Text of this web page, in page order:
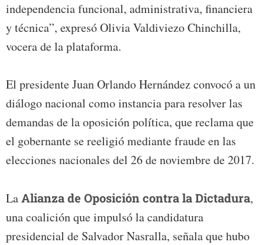
independencia funcional, administrativa, financiera
y técnica”, expresó Olivia Valdiviezo Chinchilla,
vocera de la plataforma.
El presidente Juan Orlando Hernández convocó a un
diálogo nacional como instancia para resolver las
demandas de la oposición política, que reclama que
el gobernante se reeligió mediante fraude en las
elecciones nacionales del 26 de noviembre de 2017.
LaAlianza de Oposición contra la Dictadura,
una coalición que impulsó la candidatura
presidencial de Salvador Nasralla, señala que hubo